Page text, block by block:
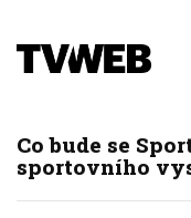
Co bude se
sportovního